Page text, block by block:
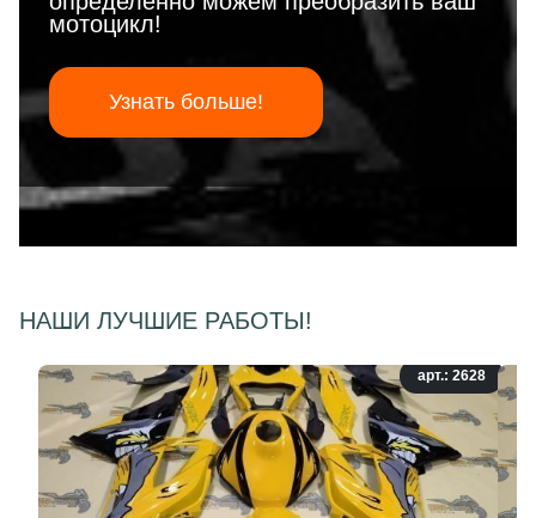
мотоцикл!
Узнать больше!
НАШИ ЛУЧШИЕ РАБОТЫ!
арт.: 2628